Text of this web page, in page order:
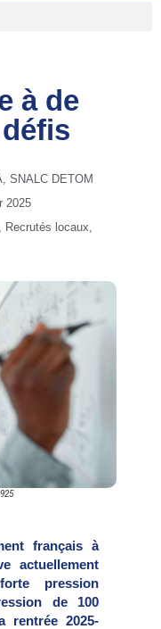
à de
SNALC DETOM
2025
Recrutés locaux
français à
actuellement
pression
de 100
rentrée 2025-